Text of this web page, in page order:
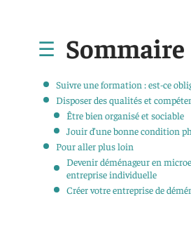
Sommaire
Suivre une formation : est-ce
Disposer des qualités et
Être bien organisé et sociable
Jouir d’une bonne condition
Pour aller plus loin
Devenir déménageur en
entreprise individuelle
Créer votre entreprise de